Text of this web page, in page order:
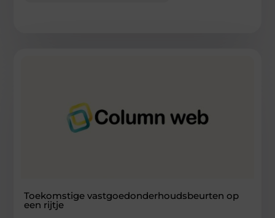
Toekomstige vastgoedonderhoudsbeurten op
een rijtje